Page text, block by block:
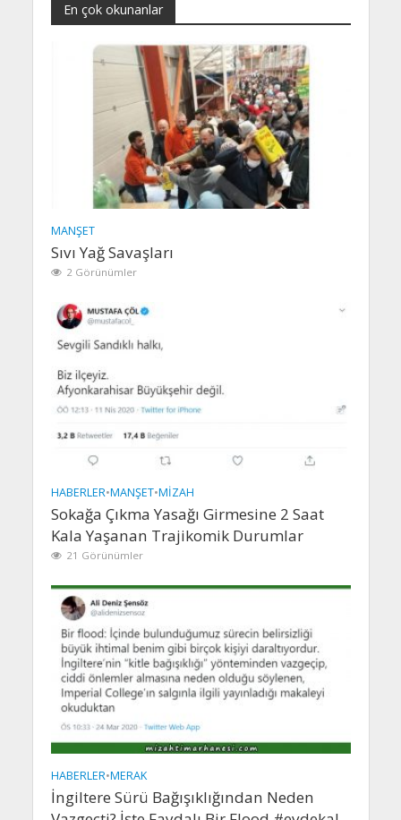
En çok okunanlar
MANŞET
Sıvı Yağ Savaşları
2 Görünümler
HABERLER•MANŞET•MIZAH
Sokağa Çıkma Yasağı Girmesine 2 Saat
Kala Yaşanan Trajikomik Durumlar
21 Görünümler
HABERLER•MERAK
İngiltere Sürü Bağışıklığından Neden